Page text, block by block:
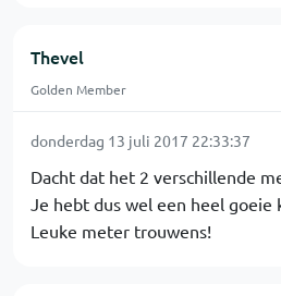
Thevel
Golden Member
donderdag 13 juli 2017 22:33:37
Dacht dat het 2 verschillende
Je hebt dus wel een heel goeie
Leuke meter trouwens!